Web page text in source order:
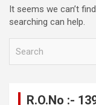
It seems we can’t
searching can help.
R.O.No :-